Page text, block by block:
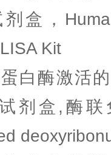
盒，
Kit
白酶激活
剂盒,酶联